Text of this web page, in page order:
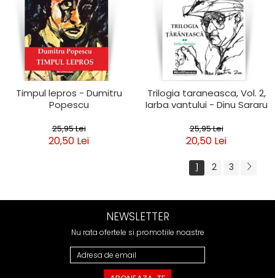
Timpul lepros - Dumitru
Popescu
25,95 Lei
20,50 Lei
Trilogia taraneasca, Vol. 2,
Iarba vantului - Dinu Sararu
25,95 Lei
20,50 Lei
1 2 3
NEWSLETTER
Nu rata ofertele si promotiile noastre